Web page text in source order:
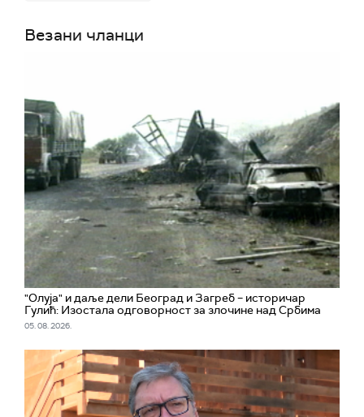
Везани чланци
"Олуја" и даље дели Београд и Загреб – историчар
Гулић: Изостала одговорност за злочине над Србима
05. 08. 2026.